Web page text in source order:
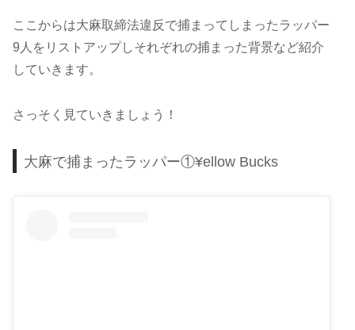
ここからは大麻取締法違反で捕まってしまったラッパー
9人をリストアップしそれぞれの捕まった背景など紹介
していきます。
さっそく見ていきましょう！
大麻で捕まったラッパー①¥ellow Bucks